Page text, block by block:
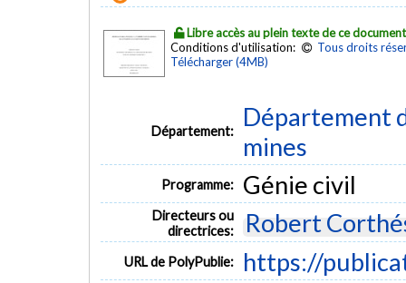
Libre accès au plein texte de ce document
Conditions d'utilisation:
Tous droits
Télécharger (4MB)
Département:
Département
mines
Programme: Génie civil
Directeurs ou
directrices:
Robert
URL de PolyPublie: https://